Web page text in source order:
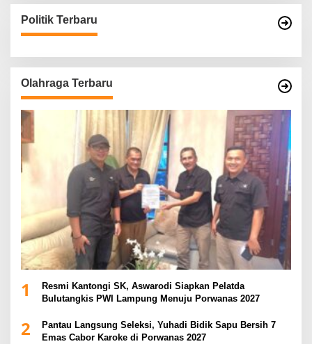
Politik Terbaru
Olahraga Terbaru
1
Resmi Kantongi SK, Aswarodi Siapkan Pelatda
Bulutangkis PWI Lampung Menuju Porwanas 2027
2
Pantau Langsung Seleksi, Yuhadi Bidik Sapu Bersih 7
Emas Cabor Karoke di Porwanas 2027